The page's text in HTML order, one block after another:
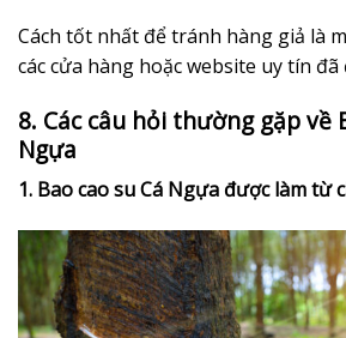
Cách tốt nhất để tránh hàng giả là
các cửa hàng hoặc website uy tín
8. Các câu hỏi thường gặp về
Ngựa
1. Bao cao su Cá Ngựa được làm từ